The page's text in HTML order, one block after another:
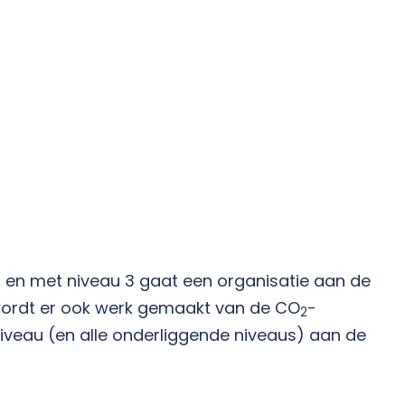
met niveau 3 gaat een organisatie aan de
er ook werk gemaakt van de CO2-
(en alle onderliggende niveaus) aan de